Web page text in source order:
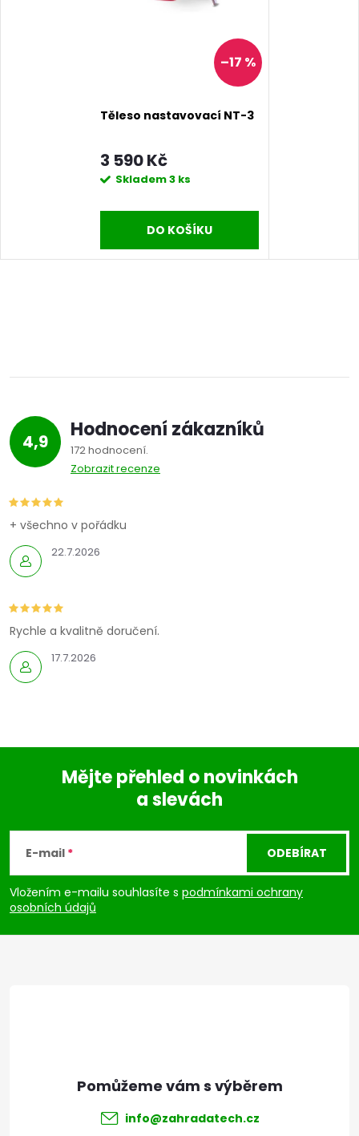
–17 %
Těleso nastavovací NT-3
3 590 Kč
Skladem3 ks
DO KOŠÍKU
4,9 Hodnocení zákazníků
172 hodnocení
Zobrazit recenze
22.7.2026
+ všechno v pořádku
17.7.2026
Rychle a kvalitně doručení.
p
a
Mějte přehled o novinkách
a slevách
E-mail
Vložením e-mailu souhlasíte s podmínkami ochrany
osobních údajů
ODEBÍRAT
info@zahradatech.cz